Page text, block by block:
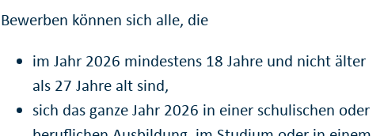
Bewerben können sich alle, die
im Jahr 2026 mindestens 18 Jahre und nicht älter
als 27 Jahre alt sind,
sich das ganze Jahr 2026 in einer schulischen oder